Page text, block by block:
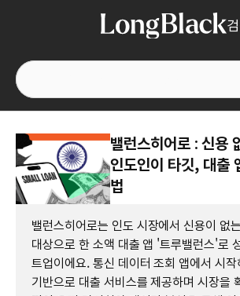
밸런스히어로 : 신용
인도인이 타깃, 대출
법
밸런스히어로는 인도 시장에서 신용이 없
대상으로 한 소액 대출 앱 '트루밸런스'로
트업이에요. 통신 데이터 조회 앱에서 시
기반으로 대출 서비스를 제공하며 시장을